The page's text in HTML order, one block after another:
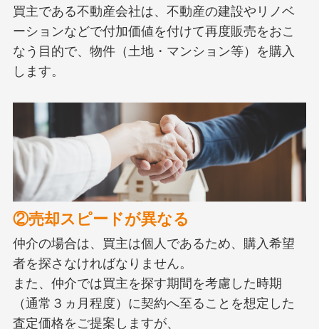
買主である不動産会社は、不動産の建設やリノベ
ーションなどで付加価値を付けて再度販売をおこ
なう目的で、物件（土地・マンション等）を購入
します。
②売却スピードが異なる
仲介の場合は、買主は個人であるため、購入希望
者を探さなければなりません。
また、仲介では買主を探す期間を考慮した時期
（通常３ヵ月程度）に契約へ至ることを想定した
査定価格をご提案しますが、